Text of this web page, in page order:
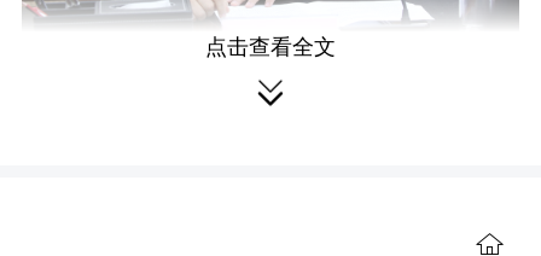
点击查看全文
